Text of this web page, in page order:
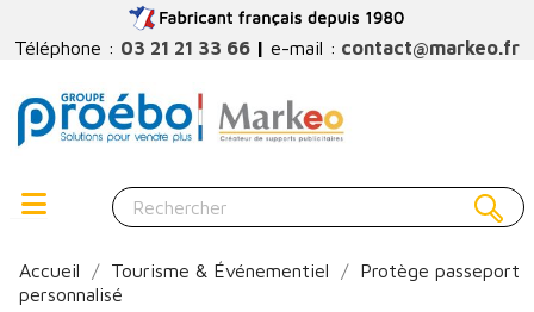
Téléphone : 03 21 21 33 66 | e-mail : contact@markeo.fr
Accueil Tourisme & Événementiel
Protège passeport
personnalisé